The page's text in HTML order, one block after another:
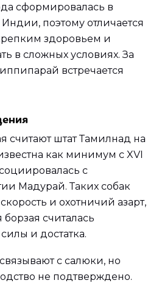
сформировалась в
поэтому отличается
здоровьем и
в сложных условиях. За
встречается
считают штат Тамилнад на
как минимум с XVI
с
Мадурай. Таких собак
и охотничий азарт,
борзая считалась
и достатка.
с салюки, но
не подтверждено.